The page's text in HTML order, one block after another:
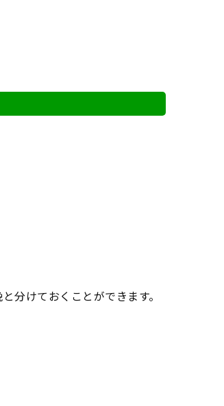
分けておくことができます。